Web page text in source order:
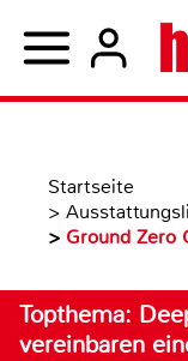
Startseite
>
> Ground Zero
Topthema:
vereinbaren